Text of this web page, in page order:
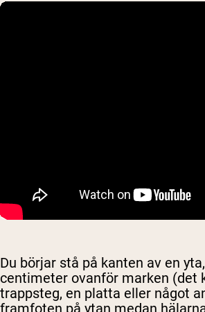
Du börjar stå på kanten av en
centimeter ovanför marken (det
trappsteg, en platta eller något